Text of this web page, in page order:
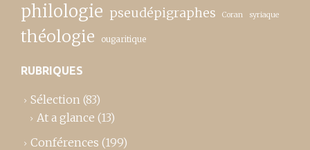
philologie pseudépigraphes Coran syriaque
théologie ougaritique
RUBRIQUES
Sélection (83)
At a glance (13)
Conférences (199)